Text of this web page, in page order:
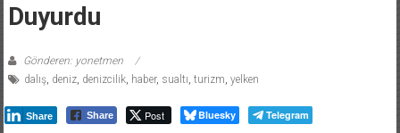
Duyurdu
Gönderen: yonetmen
dalış, deniz, denizcilik, haber, sualtı turizm yelken
Share Share Post Bluesky Telegram